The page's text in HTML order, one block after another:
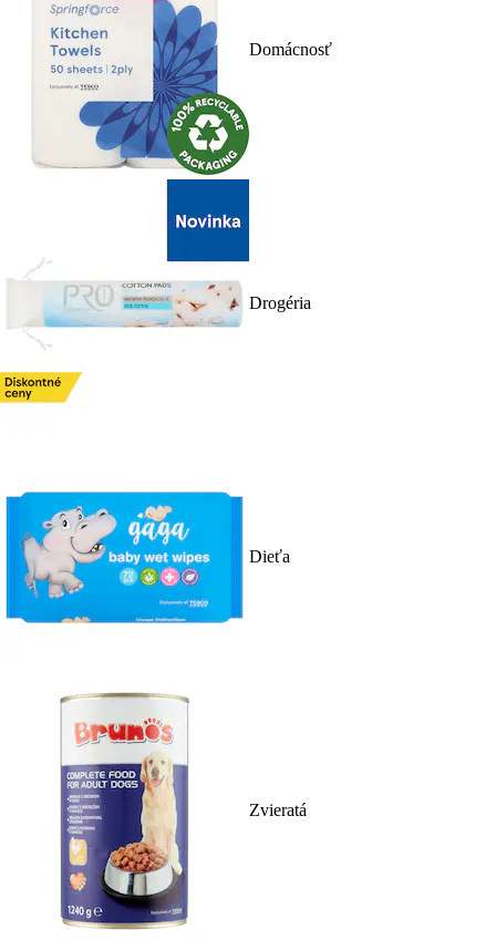
Domácnosť
Drogéria
Dieťa
Zvieratá